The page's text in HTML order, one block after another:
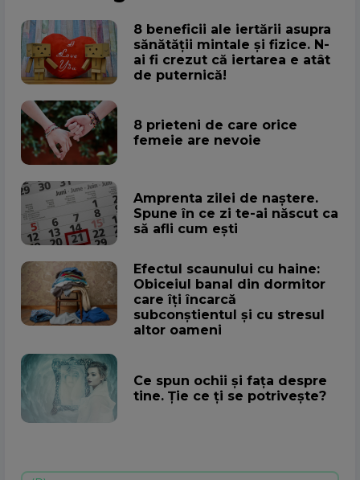
8 beneficii ale iertării asupra
sănătății mintale și fizice. N-
ai fi crezut că iertarea e atât
de puternică!
8 prieteni de care orice
femeie are nevoie
Amprenta zilei de naștere.
Spune în ce zi te-ai născut ca
să afli cum ești
Efectul scaunului cu haine:
Obiceiul banal din dormitor
care îți încarcă
subconștientul și cu stresul
altor oameni
Ce spun ochii și fața despre
tine. Ție ce ți se potrivește?